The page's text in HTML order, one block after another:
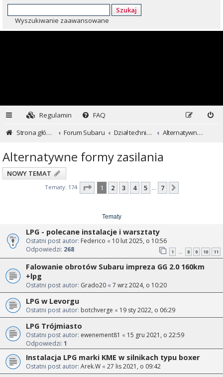
Szukaj
Wyszukiwanie zaawansowane
Regulamin
FAQ
Strona główna
Forum Subaru Dział techniczny ...czyli dla kochających inaczej Alternatywne formy zasilania
Alternatywne formy zasilania
NOWY TEMAT
Tematy: 174 Strona z7
1 2 3 4 5 … 7
Tematy
LPG - polecane instalacje i warsztaty
Ostatni post autor: Federico « 10 lut 2025, o 10:56
Odpowiedzi: 268 1 … 8 9 10 11
Falowanie obrotów Subaru impreza GG 2.0 160km
+lpg
Ostatni post autor: Grado20 « 7 wrz 2024, o 10:20
LPG w Levorgu
Ostatni post autor: botchverge « 19 sty 2022, o 06:29
LPG Trójmiasto
Ostatni post autor: ewenement81 « 15 gru 2021, o 22:59
Odpowiedzi: 1
Instalacja LPG marki KME w silnikach typu boxer
Ostatni post autor: Arek.W « 27 lis 2021, o 09:42